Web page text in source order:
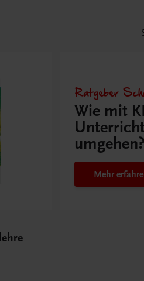
Ratgeber
Wie mit
umgehen?
Mehr